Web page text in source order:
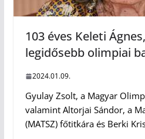
103 éves Keleti
legidősebb olimpiai
2024.01.09.
Gyulay Zsolt, a Magyar
valamint Altorjai Sándor, a
(MATSZ) főtitkára és Berki